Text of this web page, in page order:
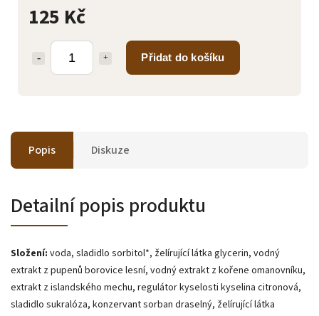
125 Kč
Přidat do košíku
Popis Diskuze
Detailní popis produktu
Složení: voda, sladidlo sorbitol*, želírující látka glycerin, vodný
extrakt z pupenů borovice lesní, vodný extrakt z kořene omanovníku,
extrakt z islandského mechu, regulátor kyselosti kyselina citronová,
sladidlo sukralóza, konzervant sorban draselný, želírující látka